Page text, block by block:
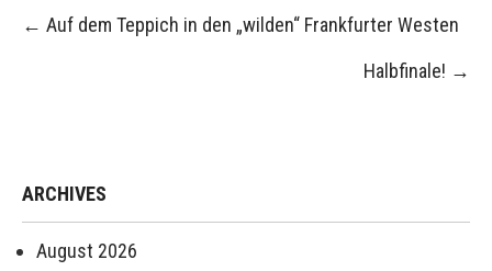
Post
← Auf dem Teppich in den „wilden“ Frankfurter Westen
Halbfinale! →
ARCHIVES
August 2026